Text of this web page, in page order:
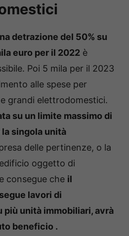
detrazione del 50% su
euro per il 2022 è
Poi 5 mila per il 2023
alle spese per
e grandi elettrodomestici.
su un limite massimo di
singola unità
delle pertinenze, o la
oggetto di
consegue che il
lavori di
unità immobiliari, avrà
beneficio .